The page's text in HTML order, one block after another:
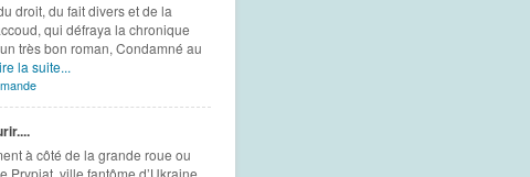
droit, du fait divers et de la
qui défraya la chronique
très bon roman, Condamné au
la suite...
à côté de la grande roue ou
Prypiat, ville fantôme d’Ukraine